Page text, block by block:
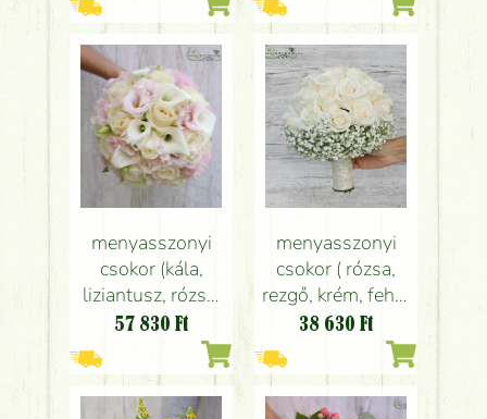
menyasszonyi
csokor (kála,
liziantusz, rózsa,
fehér, rózsaszín)
57 830 Ft
menyasszonyi
csokor ( rózsa,
rezgő, krém, fehér
)
38 630 Ft